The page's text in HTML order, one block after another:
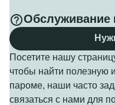
Обслуживание
Посетите нашу
чтобы найти полезную
пароме, наши часто
связаться с нами для